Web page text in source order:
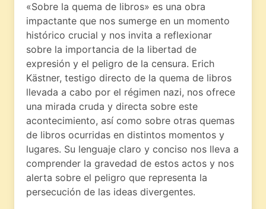
«Sobre la quema de libros» es una obra
impactante que nos sumerge en un momento
histórico crucial y nos invita a reflexionar
sobre la importancia de la libertad de
expresión y el peligro de la censura. Erich
Kästner, testigo directo de la quema de libros
llevada a cabo por el régimen nazi, nos ofrece
una mirada cruda y directa sobre este
acontecimiento, así como sobre otras quemas
de libros ocurridas en distintos momentos y
lugares. Su lenguaje claro y conciso nos lleva a
comprender la gravedad de estos actos y nos
alerta sobre el peligro que representa la
persecución de las ideas divergentes.